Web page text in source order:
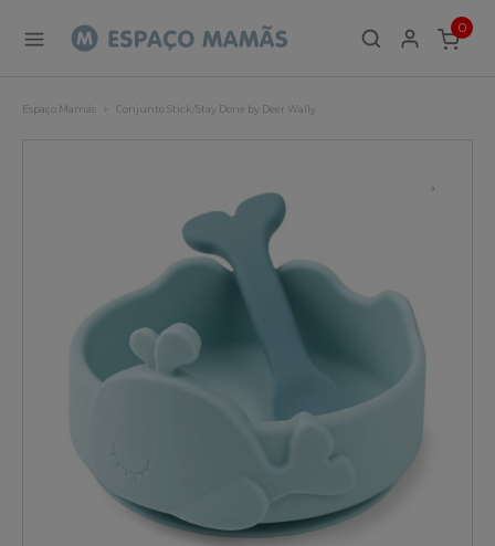
0
ITEMS
Espaço Mamãs Conjunto Stick/Stay Done by Deer Wally